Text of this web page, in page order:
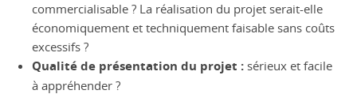
commercialisable ? La réalisation du projet serait-elle
économiquement et techniquement faisable sans coûts
excessifs ?
Qualité de présentation du projet : sérieux et facile
à appréhender ?